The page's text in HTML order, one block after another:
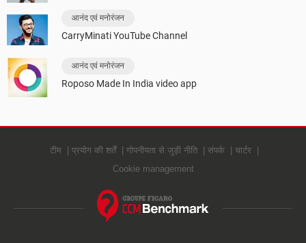
आनंद एवं मनोरंजन
CarryMinati YouTube Channel
आनंद एवं मनोरंजन
Roposo Made In India video app
टीम प्रयोग की शर्तें गोपनीयता से जुड़ी नीति संपर्क
चार्टर
Cookie management